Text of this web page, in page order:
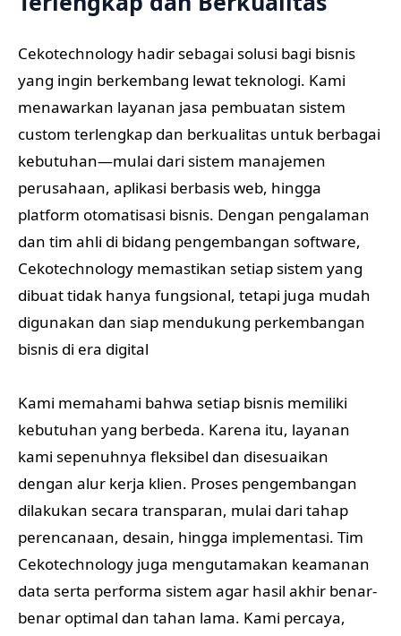
Cekotechnology hadir sebagai solusi bagi bisnis
yang ingin berkembang lewat teknologi. Kami
menawarkan layanan jasa pembuatan sistem
custom terlengkap dan berkualitas untuk berbagai
kebutuhan—mulai dari sistem manajemen
perusahaan, aplikasi berbasis web, hingga
platform otomatisasi bisnis. Dengan pengalaman
dan tim ahli di bidang pengembangan software,
Cekotechnology memastikan setiap sistem yang
dibuat tidak hanya fungsional, tetapi juga mudah
digunakan dan siap mendukung perkembangan
bisnis di era digital
Kami memahami bahwa setiap bisnis memiliki
kebutuhan yang berbeda. Karena itu, layanan
kami sepenuhnya fleksibel dan disesuaikan
dengan alur kerja klien. Proses pengembangan
dilakukan secara transparan, mulai dari tahap
perencanaan, desain, hingga implementasi. Tim
Cekotechnology juga mengutamakan keamanan
data serta performa sistem agar hasil akhir benar-
benar optimal dan tahan lama. Kami percaya,